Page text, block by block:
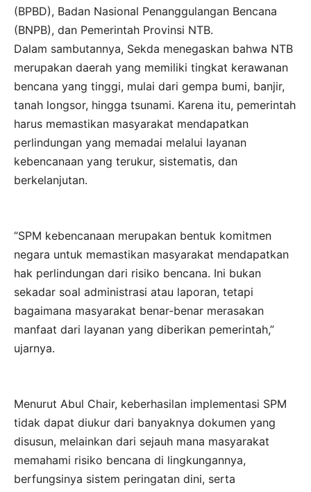
(BPBD), Badan Nasional Penanggulangan Bencana
(BNPB), dan Pemerintah Provinsi NTB.
Dalam sambutannya, Sekda menegaskan bahwa NTB
merupakan daerah yang memiliki tingkat kerawanan
bencana yang tinggi, mulai dari gempa bumi, banjir,
tanah longsor, hingga tsunami. Karena itu, pemerintah
harus memastikan masyarakat mendapatkan
perlindungan yang memadai melalui layanan
kebencanaan yang terukur, sistematis, dan
berkelanjutan.
“SPM kebencanaan merupakan bentuk komitmen
negara untuk memastikan masyarakat mendapatkan
hak perlindungan dari risiko bencana. Ini bukan
sekadar soal administrasi atau laporan, tetapi
bagaimana masyarakat benar-benar merasakan
manfaat dari layanan yang diberikan pemerintah,”
ujarnya.
Menurut Abul Chair, keberhasilan implementasi SPM
tidak dapat diukur dari banyaknya dokumen yang
disusun, melainkan dari sejauh mana masyarakat
memahami risiko bencana di lingkungannya,
berfungsinya sistem peringatan dini, serta